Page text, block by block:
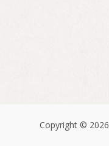
Copyright © 2026